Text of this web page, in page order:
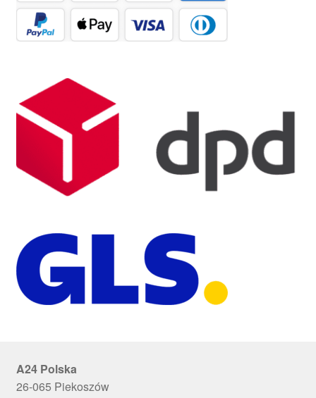
A24 Polska
26-065 Piekoszów